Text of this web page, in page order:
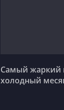
Самый жаркий месяц в Хайкоу – июль со средней максимальной температурой +32°C. Самый
холодный